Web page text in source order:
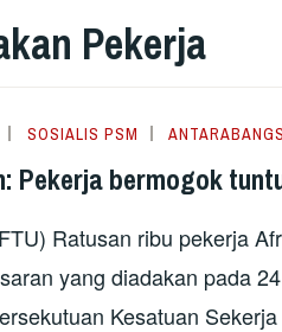
Pekerja
SOSIALIS PSM
Pekerja bermogok
Ratusan ribu pekerja
yang diadakan pada
Kesatuan